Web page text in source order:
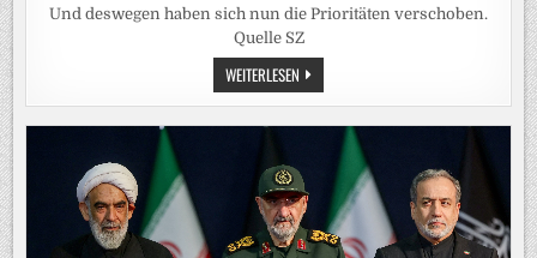
Und deswegen haben sich nun die Prioritäten verschoben.
Quelle SZ
WEITERLESEN SÜDBAYERN:
DIE
A8
NADELÖHR
–
AUSBAU
WEGEN
MARODER
BRÜCKEN
VERSCHOBEN